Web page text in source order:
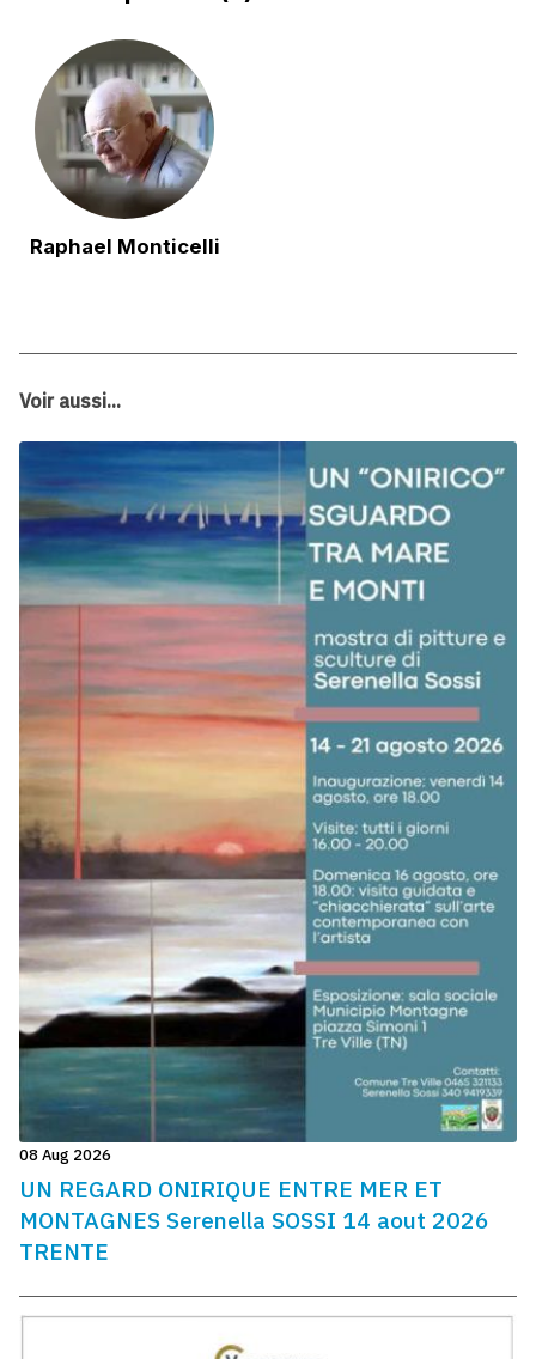
Raphael Monticelli
Voir aussi...
08 Aug 2026
UN REGARD ONIRIQUE ENTRE MER ET
MONTAGNES Serenella SOSSI 14 aout 2026
TRENTE